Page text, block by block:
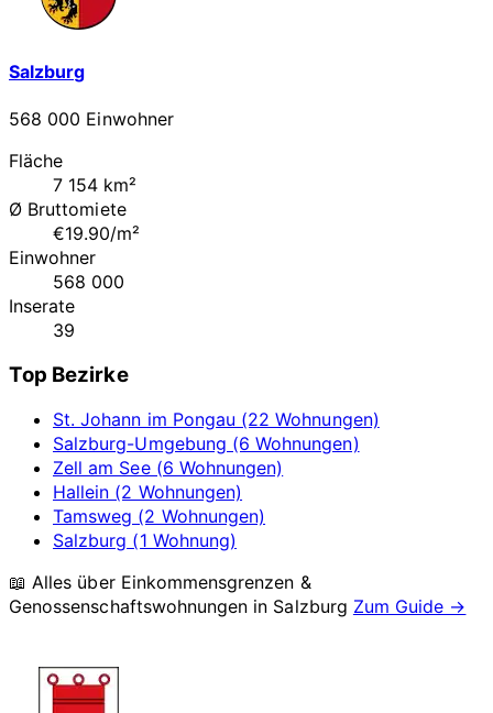
Salzburg
568 000 Einwohner
Fläche
7 154 km²
Ø Bruttomiete
€19.90/m²
Einwohner
568 000
Inserate
39
Top Bezirke
St. Johann im Pongau (22 Wohnungen)
Salzburg-Umgebung (6 Wohnungen)
Zell am See (6 Wohnungen)
Hallein (2 Wohnungen)
Tamsweg (2 Wohnungen)
Salzburg (1 Wohnung)
📖 Alles über Einkommensgrenzen &
Genossenschaftswohnungen in Salzburg Zum Guide →